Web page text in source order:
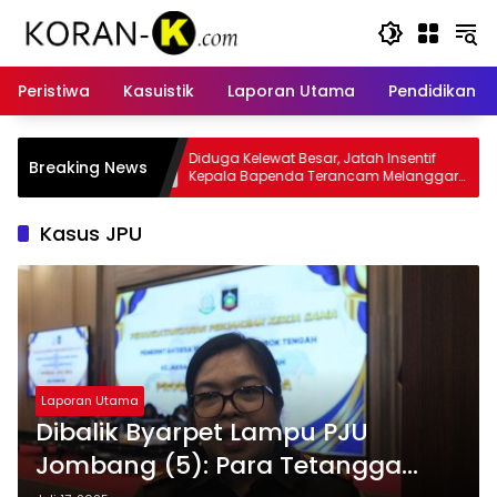
Peristiwa
Kasuistik Laporan Utama Pendidikan
Breaking News
Kelewat Besar, Jatah Insentif
Bapenda Terancam Melanggar
Kasus Insentif Pajak
Tersangka
Kasus JPU
Laporan Utama
Dibalik Byarpet Lampu PJU
Jombang (5): Para Tetangga